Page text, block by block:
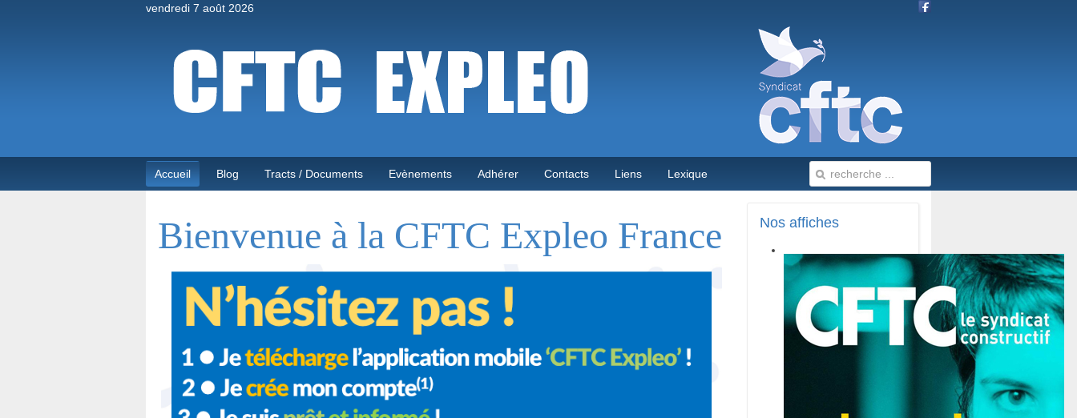
vendredi 7 août 2026
Accueil Blog Tracts / Documents Evènements Adhérer Contacts Liens Lexique
Bienvenue à la CFTC Expleo France Nos affiches